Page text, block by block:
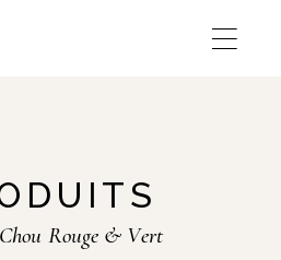
Chou Rouge & Vert